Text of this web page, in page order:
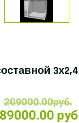
209000.00руб.